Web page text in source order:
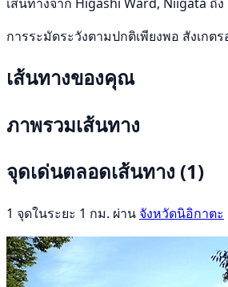
การระมัดระวังตามปกติเพียงพอ สังเก
เส้นทางของคุณ
ภาพรวมเส้นทาง
จุดเด่นตลอดเส้นทาง (1)
1 จุดในระยะ 1 กม. ผ่าน จังหวัดนิอิกาตะ